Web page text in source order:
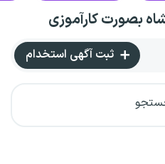
بصورت کارآموزی
ثبت آگهی استخدام